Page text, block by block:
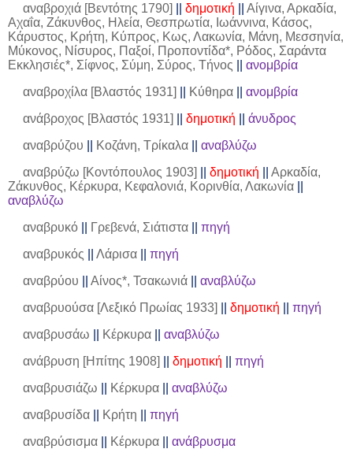
αναβροχιά [Βεντότης 1790]
δημοτική
Αίγινα, Αρκαδία,
Αχαΐα, Ζάκυνθος, Ηλεία, Θεσπρωτία, Ιωάννινα, Κάσος,
Κάρυστος, Κρήτη, Κύπρος, Κως, Λακωνία, Μάνη, Μεσσηνία,
Μύκονος, Νίσυρος, Παξοί, Προποντίδα*, Ρόδος, Σαράντα
Εκκλησιές*, Σίφνος, Σύμη, Σύρος, Τήνος
ανομβρία
αναβροχίλα [Βλαστός 1931]
Κύθηρα|| ανομβρία
ανάβροχος [Βλαστός 1931]
δημοτική
άνυδρος
αναβρύζου
Κοζάνη, Τρίκαλα|| αναβλύζω
αναβρύζω [Κοντόπουλος 1903]
δημοτική
Αρκαδία,
Ζάκυνθος, Κέρκυρα, Κεφαλονιά, Κορινθία, Λακωνία
αναβλύζω
αναβρυκό|| Γρεβενά, Σιάτιστα|| πηγή
αναβρυκός
Λάρισα|| πηγή
αναβρύου
Αίνος*, Τσακωνιά|| αναβλύζω
αναβρυούσα [Λεξικό Πρωίας 1933]
δημοτική
πηγή
αναβρυσάω
Κέρκυρα|| αναβλύζω
ανάβρυση [Ηπίτης 1908]
δημοτική
πηγή
αναβρυσιάζω
Κέρκυρα|| αναβλύζω
αναβρυσίδα|| Κρήτη
πηγή
αναβρύσισμα|| Κέρκυρα|| ανάβρυσμα